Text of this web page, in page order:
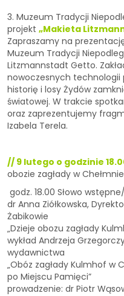
3. Muzeum Tradycji
projekt „Makieta
Zapraszamy na
Muzeum Tradycji
Litzmannstadt Getto.
nowoczesnych
historię i losy Żydów
światowej. W trakcie
oraz zaprezentujemy
Izabela Terela.
// 9 lutego o godzinie
obozie zagłady w
godz. 18.00 Słowo
dr Anna Ziółkowska,
Żabikowie
„Dzieje obozu zagłady
wykład Andrzeja
wydawnictwa
„Obóz zagłady Kulmhof w
po Miejscu Pamięci”
prowadzenie: dr Piotr